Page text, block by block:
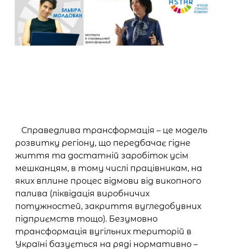
Справедлива трансформація – це модель
розвитку регіону, що передбачає гідне
життя та достатній заробіток усім
мешканцям, в тому числі працівникам, на
яких вплине процес відмови від викопного
палива (ліквідація виробничих
потужностей, закриття вугледобувних
підприємств тощо). Безумовно
трансформація вугільних територій в
Україні базується на ряді нормативно –